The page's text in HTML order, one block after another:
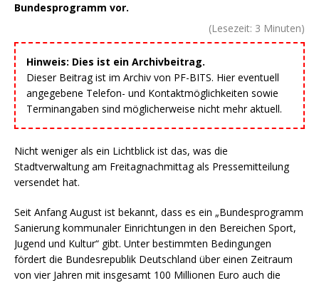
Bundesprogramm vor.
(Lesezeit: 3 Minuten)
Hinweis: Dies ist ein Archivbeitrag.
Dieser Beitrag ist im Archiv von PF-BITS. Hier eventuell
angegebene Telefon- und Kontaktmöglichkeiten sowie
Terminangaben sind möglicherweise nicht mehr aktuell.
Nicht weniger als ein Lichtblick ist das, was die
Stadtverwaltung am Freitagnachmittag als Pressemitteilung
versendet hat.
Seit Anfang August ist bekannt, dass es ein „Bundesprogramm
Sanierung kommunaler Einrichtungen in den Bereichen Sport,
Jugend und Kultur“ gibt. Unter bestimmten Bedingungen
fördert die Bundesrepublik Deutschland über einen Zeitraum
von vier Jahren mit insgesamt 100 Millionen Euro auch die